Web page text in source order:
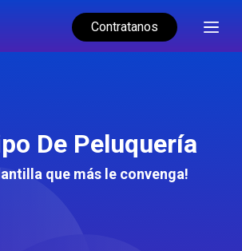
Contratanos
De Peluquería
que más le convenga!